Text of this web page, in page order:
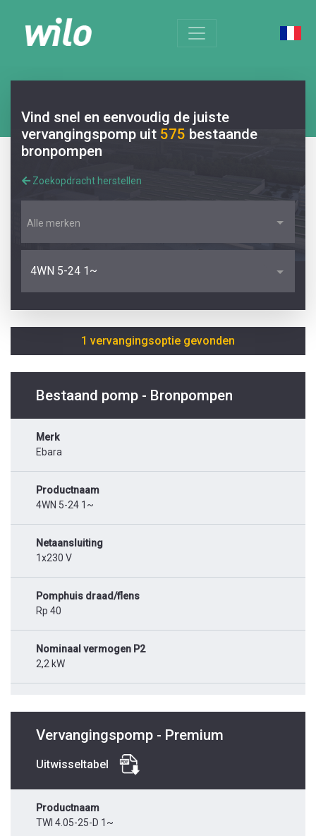
Vind snel en eenvoudig de juiste
vervangingspomp uit 575 bestaande
bronpompen
Zoekopdracht herstellen
Alle merken
4WN 5-24 1~
1 vervangingsoptie gevonden
Bestaand pomp - Bronpompen
Merk
Ebara
Productnaam
4WN 5-24 1~
Netaansluiting
1x230 V
Pomphuis draad/flens
Rp 40
Nominaal vermogen P2
2,2 kW
Vervangingspomp - Premium
Uitwisseltabel
Productnaam
TWI 4.05-25-D 1~